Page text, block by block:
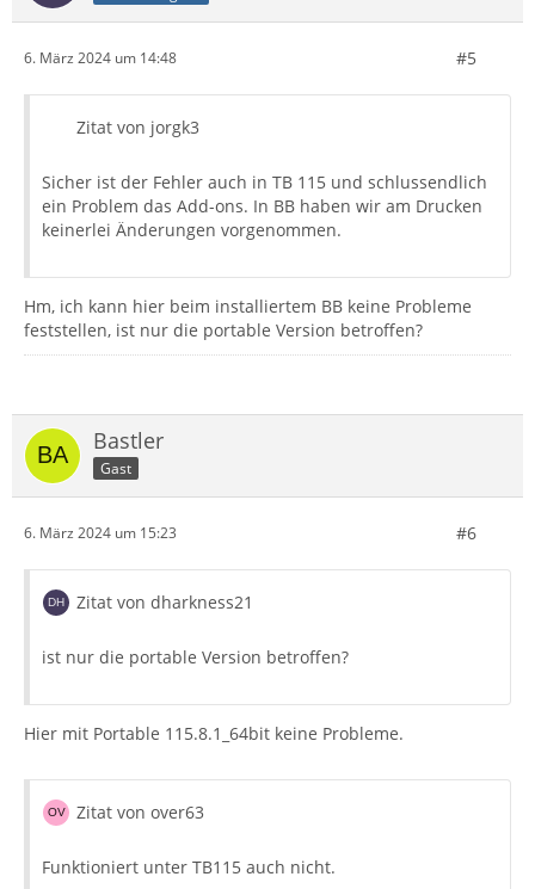
6. März 2024 um 14:48 #5
Zitat von jorgk3
Sicher ist der Fehler auch in TB 115 und schlussendlich
ein Problem das Add-ons. In BB haben wir am Drucken
keinerlei Änderungen vorgenommen.
Hm, ich kann hier beim installiertem BB keine Probleme
feststellen, ist nur die portable Version betroffen?
Bastler
Gast
6. März 2024 um 15:23 #6
Zitat von dharkness21
ist nur die portable Version betroffen?
Hier mit Portable 115.8.1_64bit keine Probleme.
Zitat von over63
Funktioniert unter TB115 auch nicht.